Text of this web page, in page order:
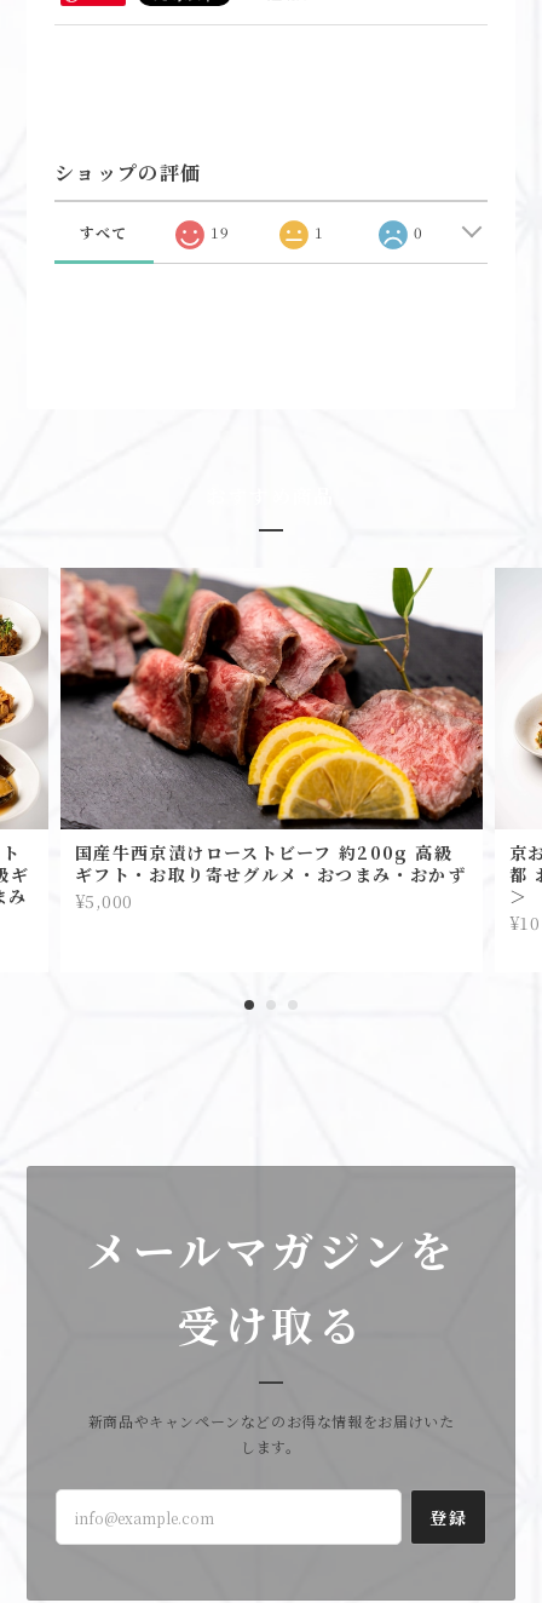
ショップの評価
すべて 19 1 0
ギ
み
国産牛西京漬けローストビーフ 約200g 高級
ギフト・お取り寄せグルメ・おつまみ・おかず
¥5,000
京
都
＞
メールマガジンを
受け取る
新商品やキャンペーンなどのお得な情報をお届けいた
します。
登録